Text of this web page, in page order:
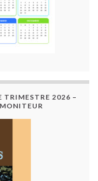
TRIMESTRE 2026 –